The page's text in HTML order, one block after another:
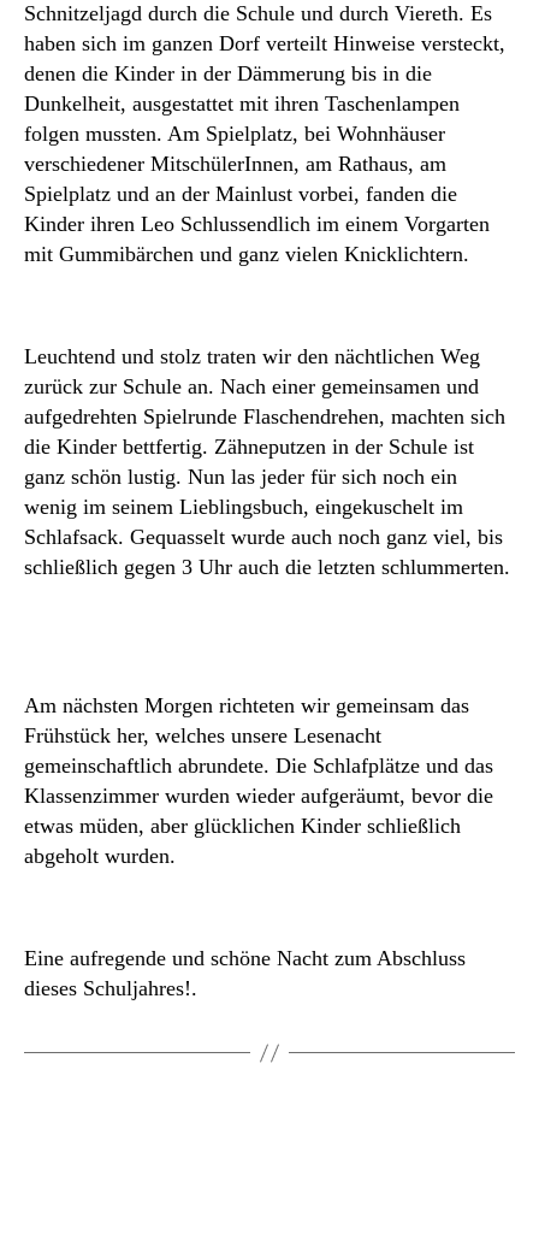
Schnitzeljagd durch die Schule und durch Viereth. Es
haben sich im ganzen Dorf verteilt Hinweise versteckt,
denen die Kinder in der Dämmerung bis in die
Dunkelheit, ausgestattet mit ihren Taschenlampen
folgen mussten. Am Spielplatz, bei Wohnhäuser
verschiedener MitschülerInnen, am Rathaus, am
Spielplatz und an der Mainlust vorbei, fanden die
Kinder ihren Leo Schlussendlich im einem Vorgarten
mit Gummibärchen und ganz vielen Knicklichtern.
Leuchtend und stolz traten wir den nächtlichen Weg
zurück zur Schule an. Nach einer gemeinsamen und
aufgedrehten Spielrunde Flaschendrehen, machten sich
die Kinder bettfertig. Zähneputzen in der Schule ist
ganz schön lustig. Nun las jeder für sich noch ein
wenig im seinem Lieblingsbuch, eingekuschelt im
Schlafsack. Gequasselt wurde auch noch ganz viel, bis
schließlich gegen 3 Uhr auch die letzten schlummerten.
Am nächsten Morgen richteten wir gemeinsam das
Frühstück her, welches unsere Lesenacht
gemeinschaftlich abrundete. Die Schlafplätze und das
Klassenzimmer wurden wieder aufgeräumt, bevor die
etwas müden, aber glücklichen Kinder schließlich
abgeholt wurden.
Eine aufregende und schöne Nacht zum Abschluss
dieses Schuljahres!.